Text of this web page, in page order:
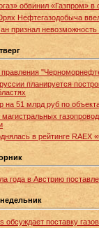
обвинил «Газпром» в
Нефтегазодобыча
признал
правления
планируется
на 51 млрд руб по
магистральных
в рейтинге RAEX
года в Австрию
обсуждает поставку